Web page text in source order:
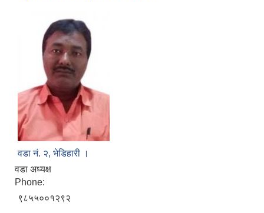
वडा नं. २, भेडिहारी ।
वडा अध्यक्ष
Phone:
९८५५००१२९२